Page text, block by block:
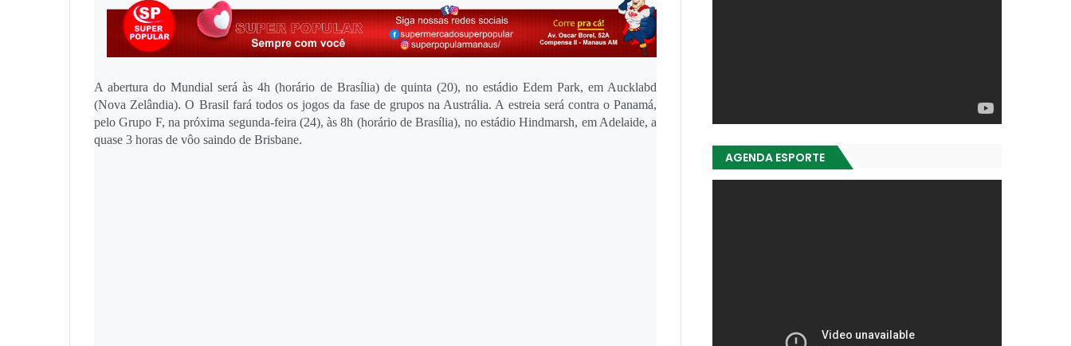
A abertura do Mundial será às 4h (horário de Brasília) de quinta (20), no estádio Edem Park, em Aucklabd
(Nova Zelândia). O Brasil fará todos os jogos da fase de grupos na Austrália. A estreia será contra o Panamá,
pelo Grupo F, na próxima segunda-feira (24), às 8h (horário de Brasília), no estádio Hindmarsh, em Adelaide, a
quase 3 horas de vôo saindo de Brisbane.
AGENDA ESPORTE